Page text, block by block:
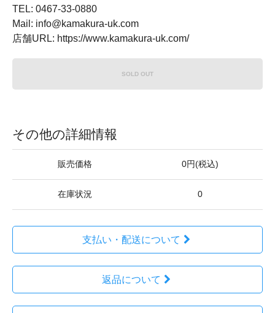
TEL: 0467-33-0880
Mail: info@kamakura-uk.com
店舗URL: https://www.kamakura-uk.com/
SOLD OUT
その他の詳細情報
販売価格 0円(税込)
在庫状況 0
支払い・配送について
返品について